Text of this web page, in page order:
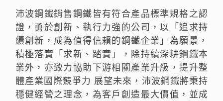
沛波鋼鐵銷售鋼鐵皆有符合產品標準規格之認
證，勇於創新、執行力強的公司，以「追求持
續創新，成為值得信賴的鋼鐵企業」為願景，
積極落實「求新、踏實」，除持續深耕鋼鐵本
業外，亦致力協助下游相關產業升級，提升整
體產業國際競爭力 展望未來，沛波鋼鐵將秉持
穩健經營之理念，為客戶創造最大價值，並成